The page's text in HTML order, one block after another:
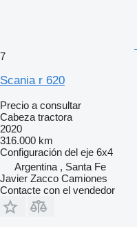
7
Scania r 620
Precio a consultar
Cabeza tractora
2020
316.000 km
Configuración del eje 6x4
Argentina , Santa Fe
Javier Zacco Camiones
Contacte con el vendedor